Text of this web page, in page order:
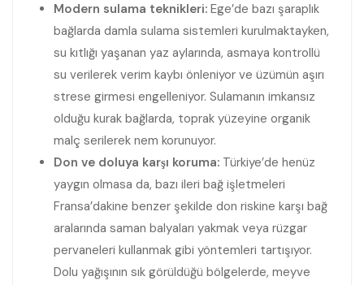
Modern sulama teknikleri: Ege’de bazı şaraplık
bağlarda damla sulama sistemleri kurulmaktayken,
su kıtlığı yaşanan yaz aylarında, asmaya kontrollü
su verilerek verim kaybı önleniyor ve üzümün aşırı
strese girmesi engelleniyor. Sulamanın imkansız
olduğu kurak bağlarda, toprak yüzeyine organik
malç serilerek nem korunuyor.
Don ve doluya karşı koruma: Türkiye’de henüz
yaygın olmasa da, bazı ileri bağ işletmeleri
Fransa’dakine benzer şekilde don riskine karşı bağ
aralarında saman balyaları yakmak veya rüzgar
pervaneleri kullanmak gibi yöntemleri tartışıyor.
Dolu yağışının sık görüldüğü bölgelerde, meyve